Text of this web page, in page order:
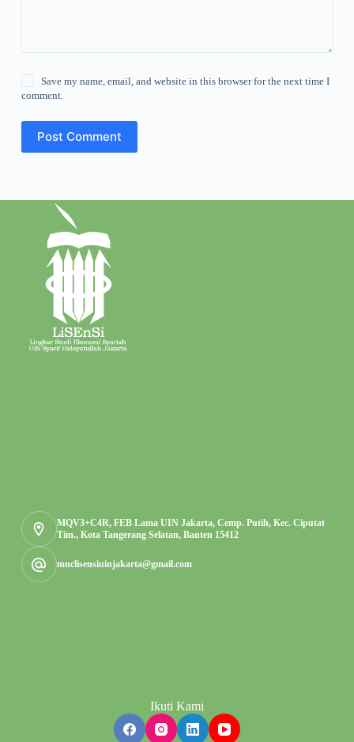
Save my name, email, and website in this browser for the next time I
comment.
Post Comment
MQV3+C4R, FEB Lama UIN Jakarta, Cemp. Putih, Kec. Ciputat
Tim., Kota Tangerang Selatan, Banten 15412
mnclisensiuinjakarta@gmail.com
Ikuti Kami